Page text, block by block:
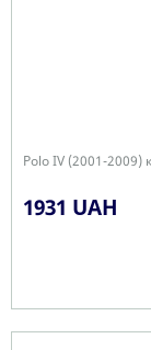
Polo IV (2001-2009)
1931 UAH